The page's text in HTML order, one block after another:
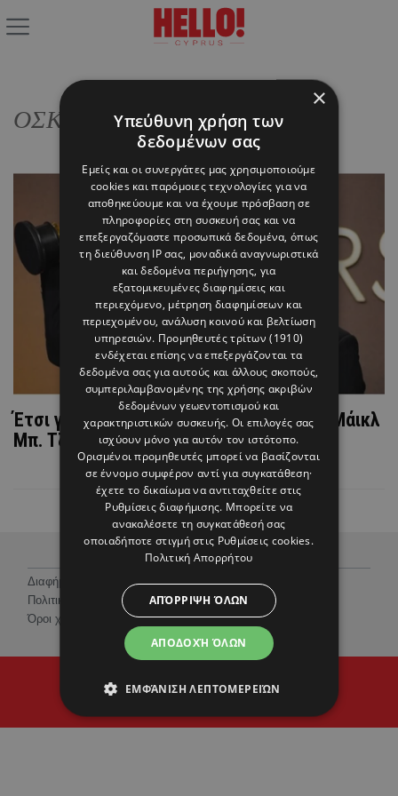
ΟΣΚΑΡ Α ΑΝΔΡΙΚΟΥ ΡΟΛΟΥ
Έτσι γιόρτασε τη νίκη του στα Όσκαρ ο Μάικλ
Μπ. Τζόρνταν (ΒΙΝΤΕΟ)
Διαφήμιση
Πολιτική Προστασίας Προσωπικών Δεδομένων
Όροι χρήσης
Proudly developed byCantaloop
×
Υπεύθυνη χρήση των
δεδομένων σας
Εμείς και οι συνεργάτες μας χρησιμοποιούμε
cookies και παρόμοιες τεχνολογίες για να
αποθηκεύουμε και να έχουμε πρόσβαση σε
πληροφορίες στη συσκευή σας και να
επεξεργαζόμαστε προσωπικά δεδομένα, όπως
τη διεύθυνση IP σας, μοναδικά αναγνωριστικά
και δεδομένα περιήγησης, για
εξατομικευμένες διαφημίσεις και
περιεχόμενο, μέτρηση διαφημίσεων και
περιεχομένου, ανάλυση κοινού και βελτίωση
υπηρεσιών. Προμηθευτές τρίτων (1910)
ενδέχεται επίσης να επεξεργάζονται τα
δεδομένα σας για αυτούς και άλλους σκοπούς,
συμπεριλαμβανομένης της χρήσης ακριβών
δεδομένων γεωεντοπισμού και
χαρακτηριστικών συσκευής. Οι επιλογές σας
ισχύουν μόνο για αυτόν τον ιστότοπο.
Ορισμένοι προμηθευτές μπορεί να βασίζονται
σε έννομο συμφέρον αντί για συγκατάθεση·
έχετε το δικαίωμα να αντιταχθείτε στις
Ρυθμίσεις διαφήμισης. Μπορείτε να
ανακαλέσετε τη συγκατάθεσή σας
οποιαδήποτε στιγμή στις Ρυθμίσεις cookies.
Πολιτική Απορρήτου
ΑΠΟΔΟΧΉ ΌΛΩΝ
ΑΠΌΡΡΙΨΗ ΌΛΩΝ
ΕΜΦΆΝΙΣΗ ΛΕΠΤΟΜΕΡΕΙΏΝ